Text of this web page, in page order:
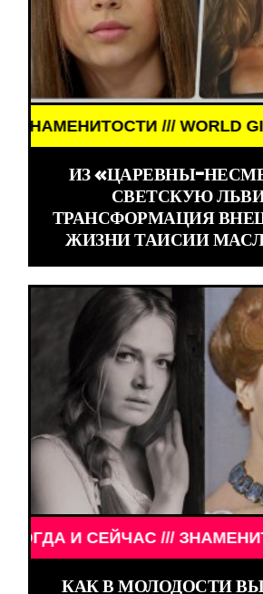
/// WORLD GIRLS
ИЗ «ЦАРЕВНЫ-
СВЕТСКУЮ
ТРАНСФОРМАЦИЯ
ЖИЗНИ ТАИСИИ
СЕЙЧАС ///
КАК В МОЛОДОСТИ